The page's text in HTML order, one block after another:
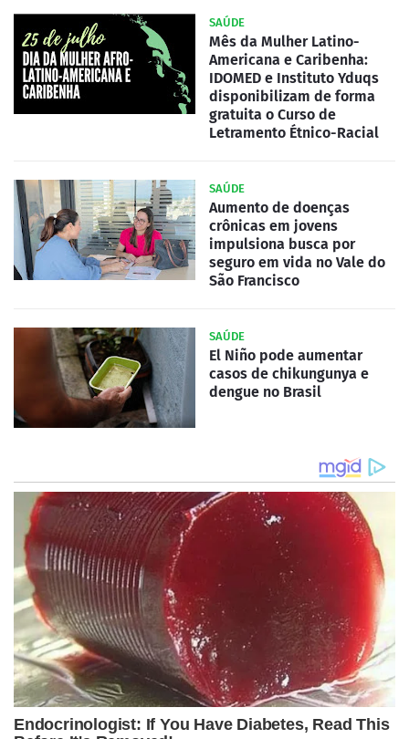
SAÚDE
Mês da Mulher Latino-
Americana e Caribenha:
IDOMED e Instituto Yduqs
disponibilizam de forma
gratuita o Curso de
Letramento Étnico-Racial
SAÚDE
Aumento de doenças
crônicas em jovens
impulsiona busca por
seguro em vida no Vale do
São Francisco
SAÚDE
El Niño pode aumentar
casos de chikungunya e
dengue no Brasil